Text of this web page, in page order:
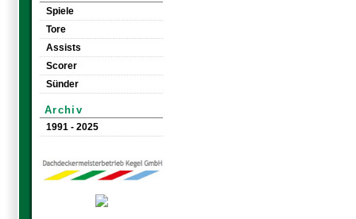
Spiele
Tore
Assists
Scorer
Sünder
Archiv
1991 - 2025